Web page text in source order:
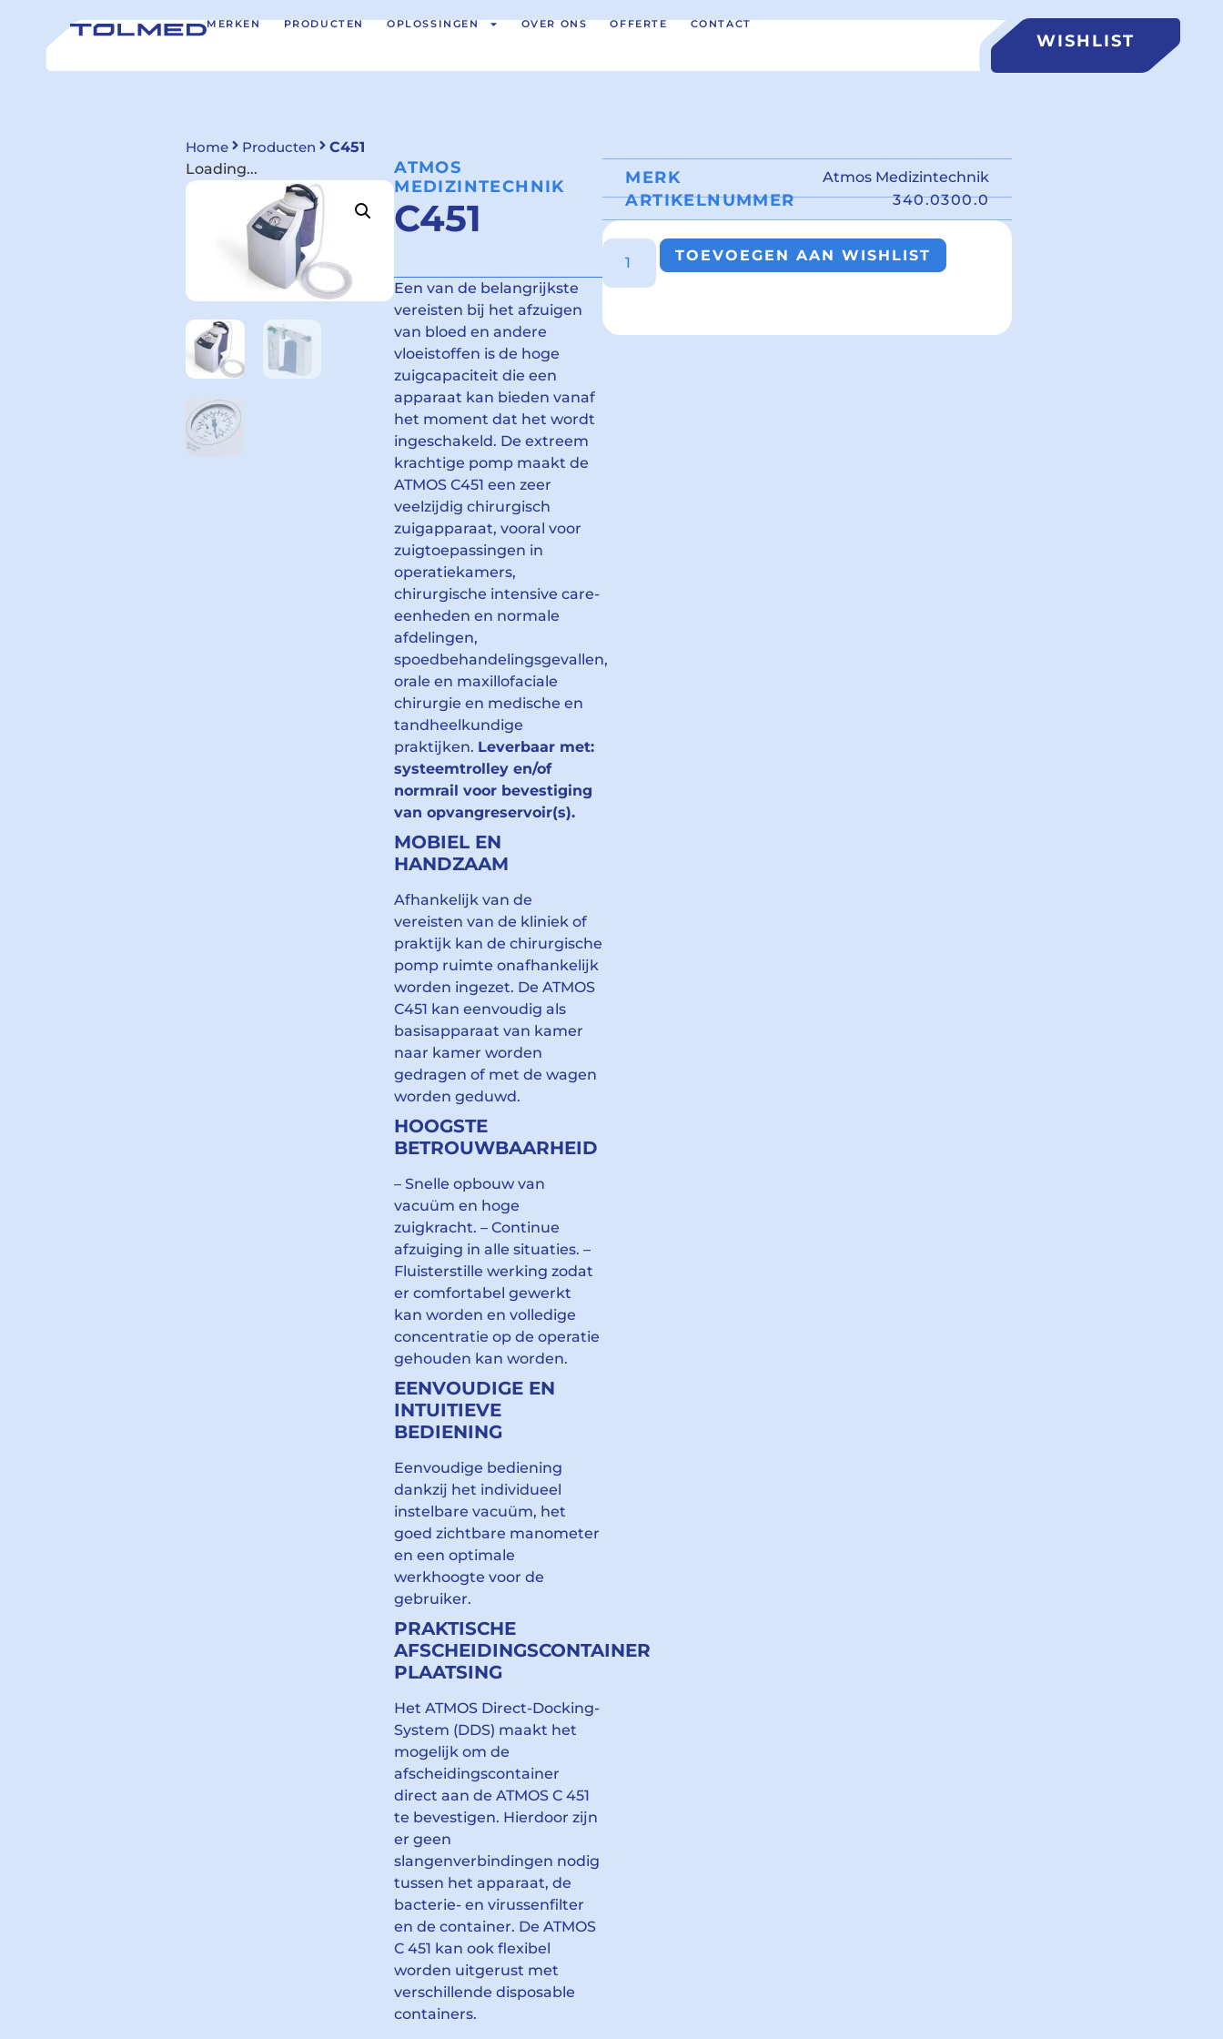
MERKEN PRODUCTEN OPLOSSINGEN OVER ONS OFFERTE CONTACT
WISHLIST
Home Producten
C451
Loading...
ATMOS
MEDIZINTECHNIK
C451
Een van de belangrijkste
vereisten bij het afzuigen
van bloed en andere
vloeistoffen is de hoge
zuigcapaciteit die een
apparaat kan bieden vanaf
het moment dat het wordt
ingeschakeld. De extreem
krachtige pomp maakt de
ATMOS C451 een zeer
veelzijdig chirurgisch
zuigapparaat, vooral voor
zuigtoepassingen in
operatiekamers,
chirurgische intensive care-
eenheden en normale
afdelingen,
spoedbehandelingsgevallen,
orale en maxillofaciale
chirurgie en medische en
tandheelkundige
praktijken. Leverbaar met:
systeemtrolley en/of
normrail voor bevestiging
van opvangreservoir(s).
MOBIEL EN
HANDZAAM
Afhankelijk van de
vereisten van de kliniek of
praktijk kan de chirurgische
pomp ruimte onafhankelijk
worden ingezet. De ATMOS
C451 kan eenvoudig als
basisapparaat van kamer
naar kamer worden
gedragen of met de wagen
worden geduwd.
HOOGSTE
BETROUWBAARHEID
– Snelle opbouw van
vacuüm en hoge
zuigkracht. – Continue
afzuiging in alle situaties. –
Fluisterstille werking zodat
er comfortabel gewerkt
kan worden en volledige
concentratie op de operatie
gehouden kan worden.
EENVOUDIGE EN
INTUITIEVE
BEDIENING
Eenvoudige bediening
dankzij het individueel
instelbare vacuüm, het
goed zichtbare manometer
en een optimale
werkhoogte voor de
gebruiker.
PRAKTISCHE
AFSCHEIDINGSCONTAINER
PLAATSING
Het ATMOS Direct-Docking-
System (DDS) maakt het
mogelijk om de
afscheidingscontainer
direct aan de ATMOS C 451
te bevestigen. Hierdoor zijn
er geen
slangenverbindingen nodig
tussen het apparaat, de
bacterie- en virussenfilter
en de container. De ATMOS
C 451 kan ook flexibel
worden uitgerust met
verschillende disposable
containers.
MERK Atmos Medizintechnik
ARTIKELNUMMER 340.0300.0
TOEVOEGEN AAN WISHLIST